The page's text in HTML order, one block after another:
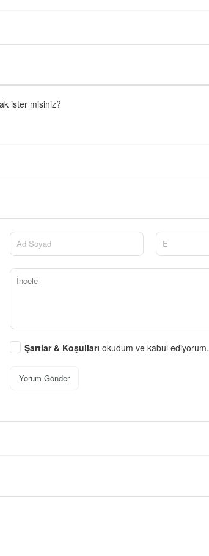
ister misiniz?
Şartlar & Koşullarıokudum ve kabul ediyorum.
Yorum Gönder